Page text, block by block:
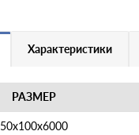
Характеристики
РАЗМЕР
50х100х6000